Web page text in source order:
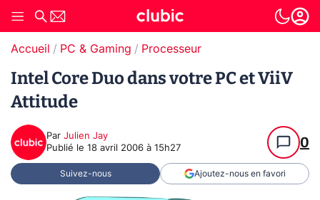
Accueil PC & Gaming Processeur
Intel Core Duo dans votre PC et ViiV
Attitude
Par Julien Jay
Publié le 18 avril 2006 à 15h27 0
Suivez-nous Ajoutez-nous en favori